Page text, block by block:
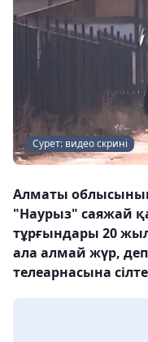
Сурет: видео скрині
Алматы
"Наурыз" саяжай
тұрғындары 20
ала алмай жүр,
телеарнасына